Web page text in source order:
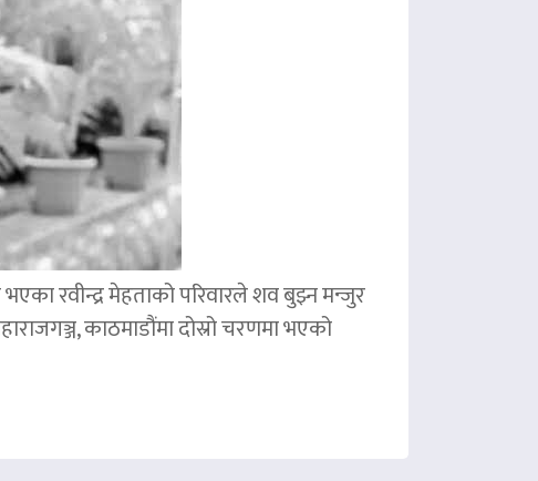
रवीन्द्र मेहताको परिवारले शव बुझ्न मन्जुर
काठमाडौंमा दोस्रो चरणमा भएको